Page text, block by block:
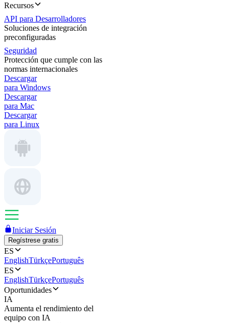
Recursos
API para Desarrolladores
Soluciones de integración
preconfiguradas
Seguridad
Protección que cumple con las
normas internacionales
Descargar
para Windows
Descargar
para Mac
Descargar
para Linux
Iniciar Sesión
Regístrese gratis
ES
EnglishTürkçePortuguês
ES
EnglishTürkçePortuguês
Oportunidades
IA
Aumenta el rendimiento del
equipo con IA